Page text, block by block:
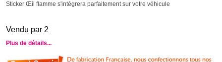
Sticker Œil flamme s'intégrera parfaitement sur votre véhicule
Vendu par 2
Plus de détails...